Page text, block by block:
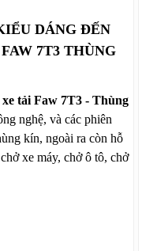
DÁNG ĐẾN
7T3 THÙNG
xe tải Faw 7T3 - Thùng
nghệ, và các phiên
kín, ngoài ra còn hỗ
xe máy, chở ô tô, chở